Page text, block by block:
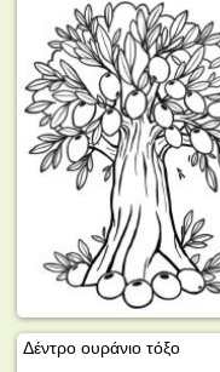
Δέντρο ουράνιο τόξο